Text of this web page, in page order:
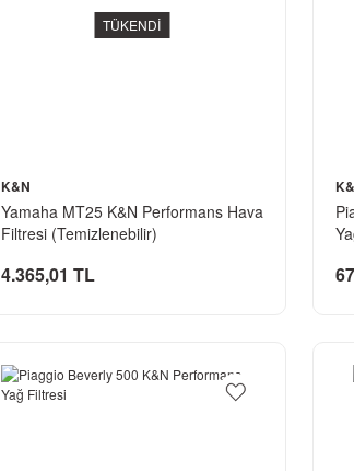
TÜKENDİ
K&N
Yamaha MT25 K&N Performans Hava
Filtresi (Temizlenebilir)
4.365,01 TL